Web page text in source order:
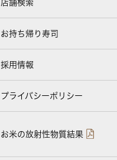
店舗検索
お持ち帰り寿司
採用情報
プライバシーポリシー
お米の放射性物質結果